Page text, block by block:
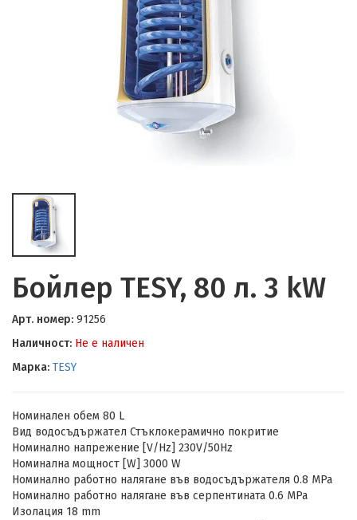
Бойлер TESY, 80 л. 3 kW
Арт. номер: 91256
Наличност: Не е наличен
Марка: TESY
Номинален обем 80 L
Вид водосъдържател Стъклокерамично покритие
Номинално напрежение [V/Hz] 230V/50Hz
Номинална мощност [W] 3000 W
Номинално работно налягане във водосъдържателя 0.8 MPa
Номинално работно налягане във серпентината 0.6 MPa
Изолация 18 mm